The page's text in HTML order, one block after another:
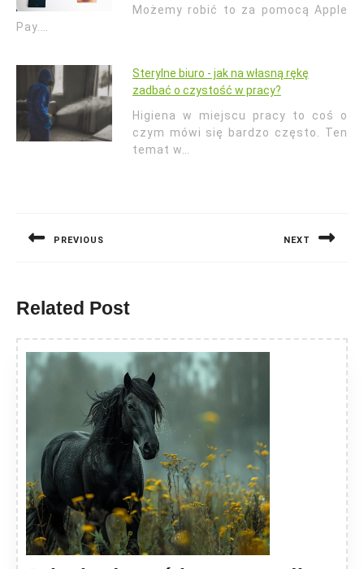
Możemy robić to za pomocą Apple
Pay.…
Sterylne biuro - jak na własną rękę
zadbać o czystość w pracy?
Higiena w miejscu pracy to coś o
czym mówi się bardzo często. Ten
temat w…
PREVIOUS NEXT
Related Post